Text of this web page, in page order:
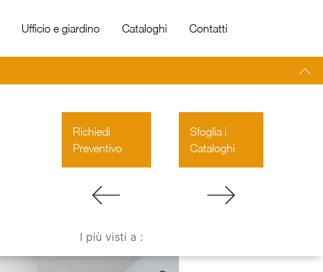
Ufficio e giardino Cataloghi Contatti
Richiedi
Preventivo
Sfoglia i
Cataloghi
I più visti a :